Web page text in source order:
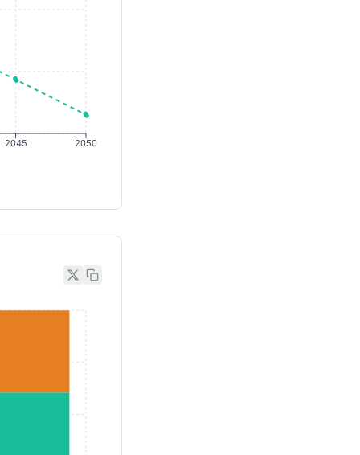
2045 2050